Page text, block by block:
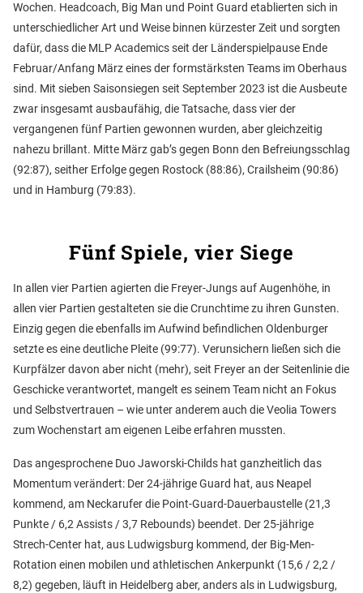
Wochen. Headcoach, Big Man und Point Guard etablierten sich in
unterschiedlicher Art und Weise binnen kürzester Zeit und sorgten
dafür, dass die MLP Academics seit der Länderspielpause Ende
Februar/Anfang März eines der formstärksten Teams im Oberhaus
sind. Mit sieben Saisonsiegen seit September 2023 ist die Ausbeute
zwar insgesamt ausbaufähig, die Tatsache, dass vier der
vergangenen fünf Partien gewonnen wurden, aber gleichzeitig
nahezu brillant. Mitte März gab’s gegen Bonn den Befreiungsschlag
(92:87), seither Erfolge gegen Rostock (88:86), Crailsheim (90:86)
und in Hamburg (79:83).
Fünf Spiele, vier Siege
In allen vier Partien agierten die Freyer-Jungs auf Augenhöhe, in
allen vier Partien gestalteten sie die Crunchtime zu ihren Gunsten.
Einzig gegen die ebenfalls im Aufwind befindlichen Oldenburger
setzte es eine deutliche Pleite (99:77). Verunsichern ließen sich die
Kurpfälzer davon aber nicht (mehr), seit Freyer an der Seitenlinie die
Geschicke verantwortet, mangelt es seinem Team nicht an Fokus
und Selbstvertrauen – wie unter anderem auch die Veolia Towers
zum Wochenstart am eigenen Leibe erfahren mussten.
Das angesprochene Duo Jaworski-Childs hat ganzheitlich das
Momentum verändert: Der 24-jährige Guard hat, aus Neapel
kommend, am Neckarufer die Point-Guard-Dauerbaustelle (21,3
Punkte / 6,2 Assists / 3,7 Rebounds) beendet. Der 25-jährige
Strech-Center hat, aus Ludwigsburg kommend, der Big-Men-
Rotation einen mobilen und athletischen Ankerpunkt (15,6 / 2,2 /
8,2) gegeben, läuft in Heidelberg aber, anders als in Ludwigsburg,